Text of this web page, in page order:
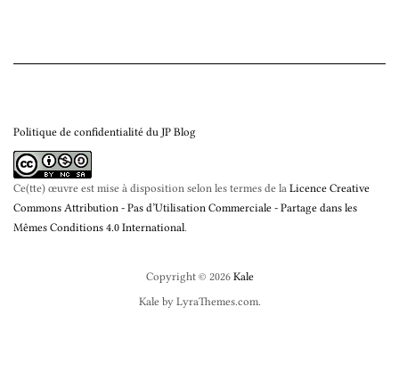
Politique de confidentialité du JP Blog
Ce(tte) œuvre est mise à disposition selon les termes de la Licence Creative
Commons Attribution - Pas d’Utilisation Commerciale - Partage dans les
Mêmes Conditions 4.0 International.
Copyright © 2026 Kale
Kaleby LyraThemes.com.